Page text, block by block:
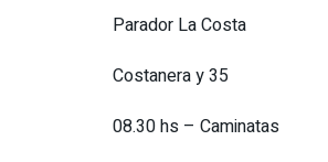
Parador La Costa
Costanera y 35
08.30 hs – Caminatas